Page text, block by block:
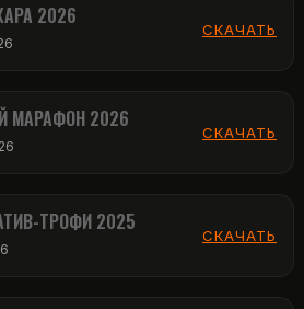
2026
СКАЧАТЬ
МАРАФОН 2026
СКАЧАТЬ
ТРОФИ 2025
СКАЧАТЬ